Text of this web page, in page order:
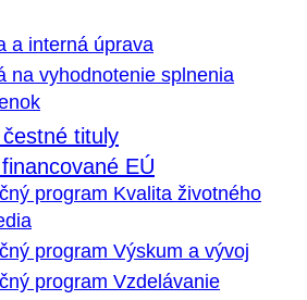
a interná úprava
na vyhodnotenie splnenia
tituly
EÚ
program Kvalita životného
program Výskum a vývoj
program Vzdelávanie